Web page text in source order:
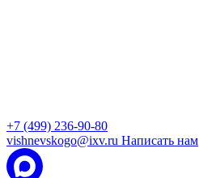
+7 (499) 236-90-80
vishnevskogo@ixv.ru Написать нам